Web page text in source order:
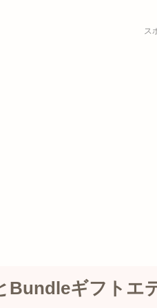
ス
Bundleギフトエ